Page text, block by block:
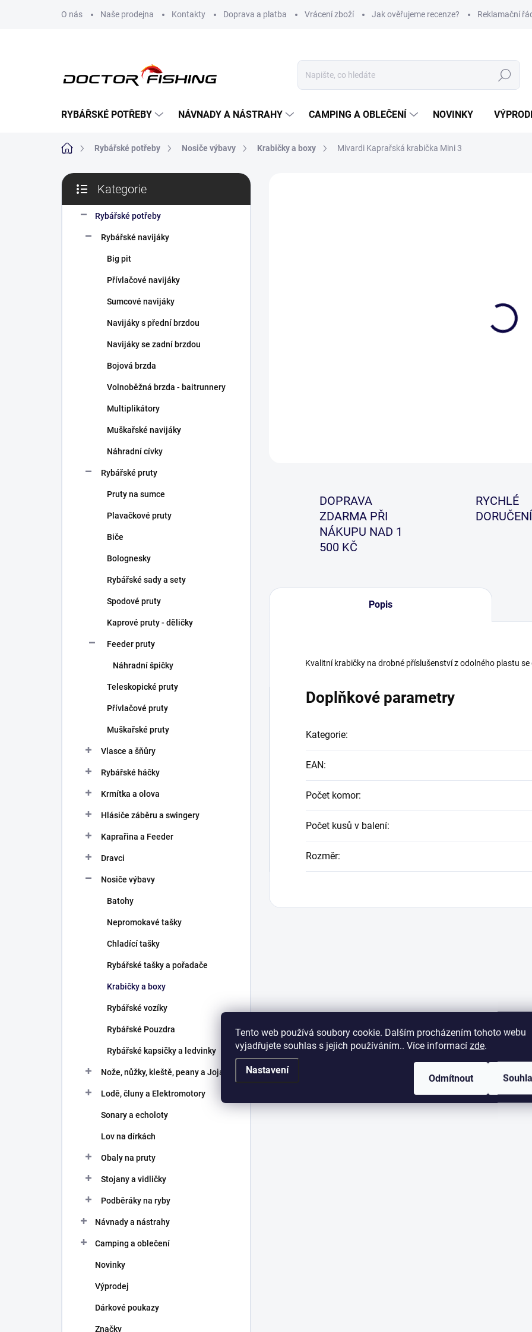
Tento web používá soubory cookie. Dalším procházením tohoto webu
vyjadřujete souhlas s jejich používáním.. Více informací zde.
Nastavení
Odmítnout
O nás Naše prodejna Kontakty Doprava a platba Vrácení zboží Jak ověřujeme recenze? Reklamační
Hledat
RYBÁŘSKÉ POTŘEBY NÁVNADY A NÁSTRAHY CAMPING A OBLEČENÍ NOVINKY
Domů Rybářské potřeby Nosiče výbavy Krabičky a boxy Mivardi Kaprařská krabička Mini 3
P
s
kategorie
Kategorie
Rybářské potřeby
Rybářské navijáky
Big pit
Přívlačové navijáky
Sumcové navijáky
Navijáky s přední brzdou
Navijáky se zadní brzdou
Bojová brzda
Volnoběžná brzda - baitrunnery
Multiplikátory
Muškařské navijáky
Náhradní cívky
Rybářské pruty
Pruty na sumce
Plavačkové pruty
Biče
Bolognesky
Rybářské sady a sety
Spodové pruty
Kaprové pruty - děličky
Feeder pruty
Náhradní špičky
Teleskopické pruty
Přívlačové pruty
Muškařské pruty
Vlasce a šňůry
Rybářské háčky
Krmítka a olova
Hlásiče záběru a swingery
Kaprařina a Feeder
Dravci
Nosiče výbavy
Batohy
Nepromokavé tašky
Chladící tašky
Rybářské tašky a pořadače
Krabičky a boxy
Rybářské vozíky
Rybářské Pouzdra
Rybářské kapsičky a ledvinky
Nože, nůžky, kleště, peany a Joja
Lodě, čluny a Elektromotory
Sonary a echoloty
Lov na dírkách
Obaly na pruty
Stojany a vidličky
Podběráky na ryby
Návnady a nástrahy
Camping a oblečení
Novinky
Výprodej
Dárkové poukazy
Značky
DOPRAVA
ZDARMA PŘI
NÁKUPU NAD 1
500 KČ
RYCHLÉ
DORUČENÍ
Popis
Kvalitní krabičky na drobné příslušenství z odolného plastu
Doplňkové parametry
Kategorie:
EAN:
Počet komor:
Počet kusů v balení:
Rozměr: